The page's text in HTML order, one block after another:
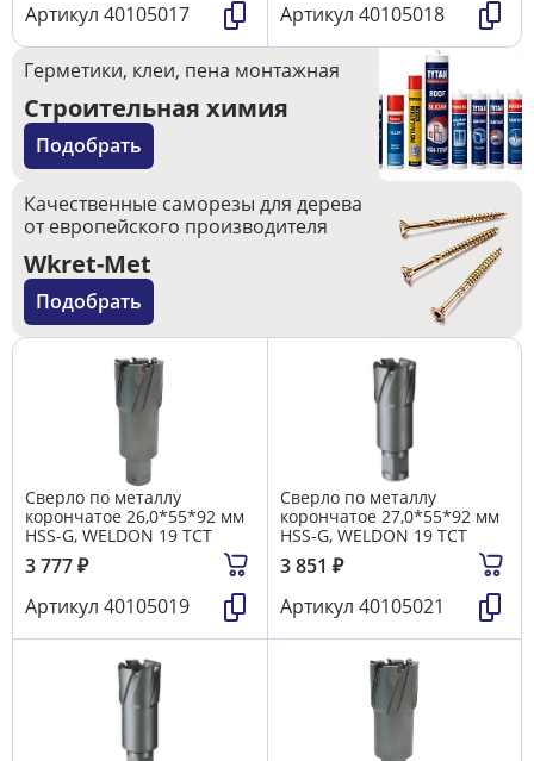
Артикул 40105017
Артикул 40105018
Герметики, клеи, пена монтажная
Строительная химия
Подобрать
Качественные саморезы для дерева
от европейского производителя
Wkret-Met
Подобрать
Сверло по металлу
корончатое 26,0*55*92 мм
HSS-G, WELDON 19 TCT
3 777₽
Артикул 40105019
Сверло по металлу
корончатое 27,0*55*92 мм
HSS-G, WELDON 19 TCT
3 851 ₽
Артикул 40105021